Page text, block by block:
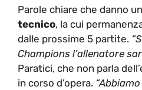
Parole chiare che danno
tecnico, la cui
dalle prossime 5 partite.
Champions l’allenatore
Paratici, che non parla
in corso d’opera.